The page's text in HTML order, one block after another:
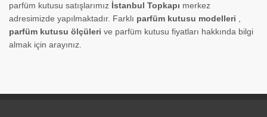
parfüm kutusu satışlarımız İstanbul Topkapı merkez
adresimizde yapılmaktadır. Farklı parfüm kutusu modelleri
parfüm kutusu ölçüleri ve parfüm kutusu fiyatları hakkında bilgi
almak için arayınız.